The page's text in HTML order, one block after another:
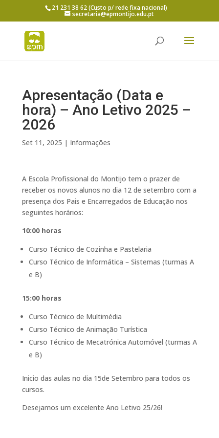
21 231 38 62 (Custo p/ rede fixa nacional)
secretaria@epmontijo.edu.pt
Apresentação (Data e
hora) – Ano Letivo 2025 –
2026
Set 11, 2025 | Informações
A Escola Profissional do Montijo tem o prazer de
receber os novos alunos no dia 12 de setembro com a
presença dos Pais e Encarregados de Educação nos
seguintes horários:
10:00 horas
Curso Técnico de Cozinha e Pastelaria
Curso Técnico de Informática – Sistemas (turmas A
e B)
15:00 horas
Curso Técnico de Multimédia
Curso Técnico de Animação Turística
Curso Técnico de Mecatrónica Automóvel (turmas A
e B)
Inicio das aulas no dia 15de Setembro para todos os
cursos.
Desejamos um excelente Ano Letivo 25/26!